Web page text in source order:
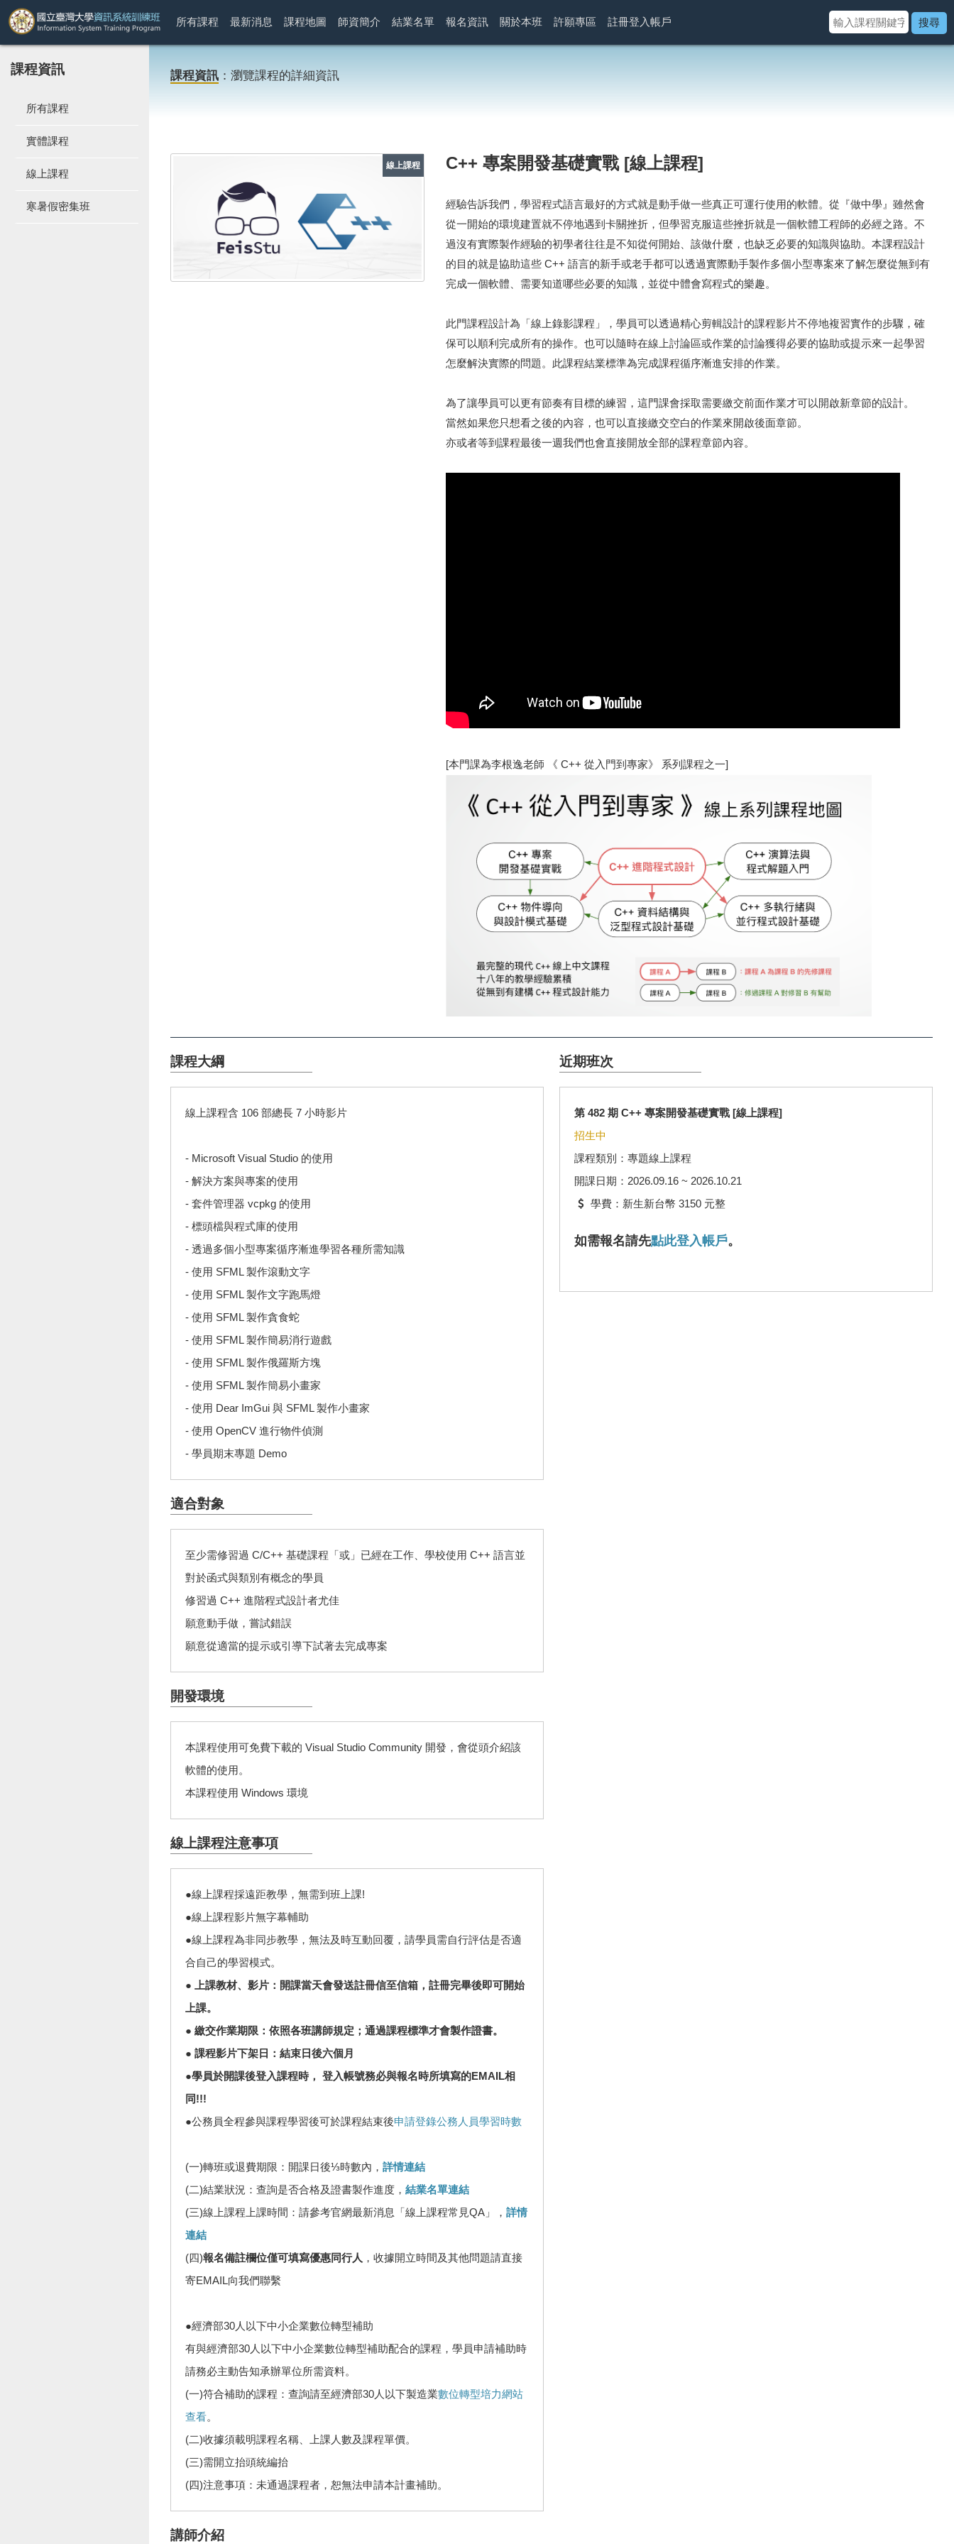
所有課程 最新消息 課程地圖 師資簡介 結業名單 報名資訊 關於本班 許願專區 註冊登入帳戶 搜尋
課程資訊
所有課程
實體課程
線上課程
寒暑假密集班
課程資訊 ：瀏覽課程的詳細資訊
線上課程 C++ 專案開發基礎實戰 [線上課程]
經驗告訴我們，學習程式語言最好的方式就是動手做一些真正可運行使用的軟體。從『做中學』雖然會
從一開始的環境建置就不停地遇到卡關挫折，但學習克服這些挫折就是一個軟體工程師的必經之路。不
過沒有實際製作經驗的初學者往往是不知從何開始、該做什麼，也缺乏必要的知識與協助。本課程設計
的目的就是協助這些 C++ 語言的新手或老手都可以透過實際動手製作多個小型專案來了解怎麼從無到有
完成一個軟體、需要知道哪些必要的知識，並從中體會寫程式的樂趣。
此門課程設計為「線上錄影課程」，學員可以透過精心剪輯設計的課程影片不停地複習實作的步驟，確
保可以順利完成所有的操作。也可以隨時在線上討論區或作業的討論獲得必要的協助或提示來一起學習
怎麼解決實際的問題。此課程結業標準為完成課程循序漸進安排的作業。
為了讓學員可以更有節奏有目標的練習，這門課會採取需要繳交前面作業才可以開啟新章節的設計。
當然如果您只想看之後的內容，也可以直接繳交空白的作業來開啟後面章節。
亦或者等到課程最後一週我們也會直接開放全部的課程章節內容。
[本門課為李根逸老師 《 C++ 從入門到專家》 系列課程之一]
課程大綱
線上課程含 106 部總長 7 小時影片
- Microsoft Visual Studio 的使用
- 解決方案與專案的使用
- 套件管理器 vcpkg 的使用
- 標頭檔與程式庫的使用
- 透過多個小型專案循序漸進學習各種所需知識
- 使用 SFML 製作滾動文字
- 使用 SFML 製作文字跑馬燈
- 使用 SFML 製作貪食蛇
- 使用 SFML 製作簡易消行遊戲
- 使用 SFML 製作俄羅斯方塊
- 使用 SFML 製作簡易小畫家
- 使用 Dear ImGui 與 SFML 製作小畫家
- 使用 OpenCV 進行物件偵測
- 學員期末專題 Demo
適合對象
至少需修習過 C/C++ 基礎課程「或」已經在工作、學校使用 C++ 語言並
對於函式與類別有概念的學員
修習過 C++ 進階程式設計者尤佳
願意動手做，嘗試錯誤
願意從適當的提示或引導下試著去完成專案
開發環境
本課程使用可免費下載的 Visual Studio Community 開發，會從頭介紹該
軟體的使用。
本課程使用 Windows 環境
線上課程注意事項
●線上課程採遠距教學，無需到班上課!
●線上課程影片無字幕輔助
●線上課程為非同步教學，無法及時互動回覆，請學員需自行評估是否適
合自己的學習模式。
● 上課教材、影片：開課當天會發送註冊信至信箱，註冊完畢後即可開始
上課。
● 繳交作業期限：依照各班講師規定；通過課程標準才會製作證書。
● 課程影片下架日：結束日後六個月
●學員於開課後登入課程時， 登入帳號務必與報名時所填寫的EMAIL相
同!!!
●公務員全程參與課程學習後可於課程結束後申請登錄公務人員學習時數
(一)轉班或退費期限：開課日後⅓時數內， 詳情連結
(二)結業狀況：查詢是否合格及證書製作進度， 結業名單連結
(三)線上課程上課時間：請參考官網最新消息「線上課程常見QA」， 詳情
連結
(四)報名備註欄位僅可填寫優惠同行人 ，收據開立時間及其他問題請直接
寄EMAIL向我們聯繫
●經濟部30人以下中小企業數位轉型補助
有與經濟部30人以下中小企業數位轉型補助配合的課程，學員申請補助時
請務必主動告知承辦單位所需資料。
(一)符合補助的課程：查詢請至經濟部30人以下製造業數位轉型培力網站
查看。
(二)收據須載明課程名稱、上課人數及課程單價。
(三)需開立抬頭統編抬
(四)注意事項：未通過課程者，恕無法申請本計畫補助。
近期班次
第 482 期 C++ 專案開發基礎實戰 [線上課程]
招生中
課程類別：專題線上課程
開課日期：2026.09.16 ~ 2026.10.21
學費：新生新台幣 3150 元整
如需報名請先點此登入帳戶。
講師介紹